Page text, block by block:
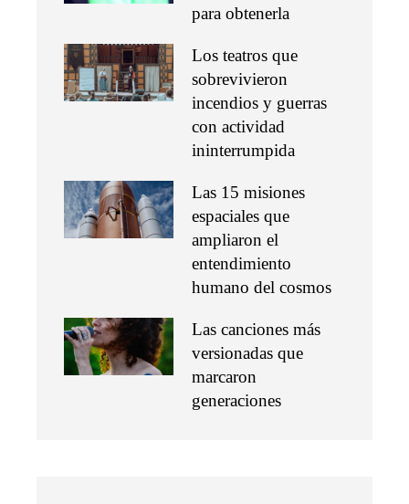
para obtenerla
Los teatros que
sobrevivieron
incendios y guerras
con actividad
ininterrumpida
Las 15 misiones
espaciales que
ampliaron el
entendimiento
humano del cosmos
Las canciones más
versionadas que
marcaron
generaciones